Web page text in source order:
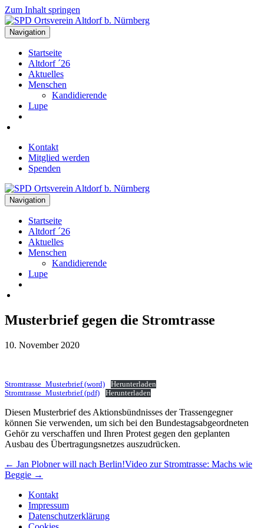
Zum Inhalt springen
Navigation
Startseite
Altdorf ´26
Aktuelles
Menschen
Kandidierende
Lupe
Kontakt
Mitglied werden
Spenden
Navigation
Startseite
Altdorf ´26
Aktuelles
Menschen
Kandidierende
Lupe
Musterbrief gegen die Stromtrasse
10. November 2020
Stromtrasse_Musterbrief (word)
Herunterladen
Stromtrasse_Musterbrief (pdf)
Herunterladen
Diesen Musterbrief des Aktionsbündnisses der Trassengegner
können Sie verwenden, um sich bei den Bundestagsabgeordneten
Gehör zu verschaffen und Ihren Protest gegen den geplanten
Ausbau des Übertragungsnetzes auszudrücken.
← Jan Plobner will nach Berlin!Video zur Stromtrasse: Machs wie
Beggie →
Kontakt
Impressum
Datenschutzerklärung